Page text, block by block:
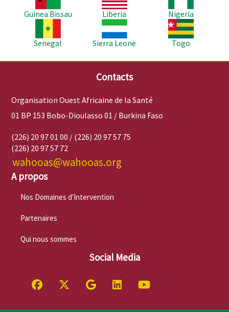
Guinea Bissau
Liberia
Nigeria
Senegal
Image
Sierra Leone
Image
Togo
Contacts
Organisation Ouest Africaine de la Santé
01 BP 153 Bobo-Dioulasso 01 / Burkina Faso
(226) 20 97 01 00 / (226) 20 97 57 75
(226) 20 97 57 72
wahooas@wahooas.org
A propos
Nos Domaines d'Intervention
Partenaires
Qui nous sommes
Social Media